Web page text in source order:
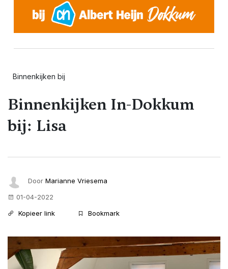
Binnenkijken bij
Binnenkijken In-Dokkum
bij: Lisa
Door Marianne Vriesema
01-04-2022
Kopieer link
Bookmark